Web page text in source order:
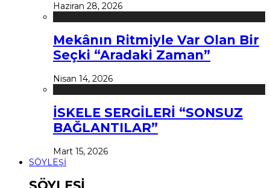
Haziran 28, 2026
Mekânın Ritmiyle Var Olan Bir
Seçki “Aradaki Zaman”
Nisan 14, 2026
İSKELE SERGİLERİ “SONSUZ
BAĞLANTILAR”
Mart 15, 2026
SÖYLEŞİ